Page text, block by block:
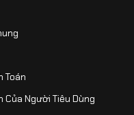
CSGT tỷ lệ 1:24
Toán
Của Người Tiêu Dùng